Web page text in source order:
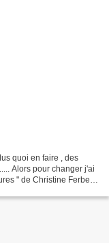
quoi en faire , des
Alors pour changer j'ai
" de Christine Ferber